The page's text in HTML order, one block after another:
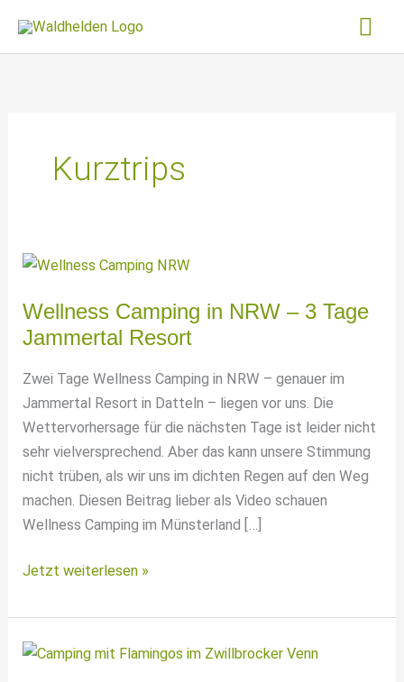
Inhalt
springen
Kurztrips
Wellness Camping in NRW – 3 Tage
Jammertal Resort
Zwei Tage Wellness Camping in NRW – genauer im
Jammertal Resort in Datteln – liegen vor uns. Die
Wettervorhersage für die nächsten Tage ist leider nicht
sehr vielversprechend. Aber das kann unsere Stimmung
nicht trüben, als wir uns im dichten Regen auf den Weg
machen. Diesen Beitrag lieber als Video schauen
Wellness Camping im Münsterland […]
Wellness
in
NRW
Jetzt weiterlesen »